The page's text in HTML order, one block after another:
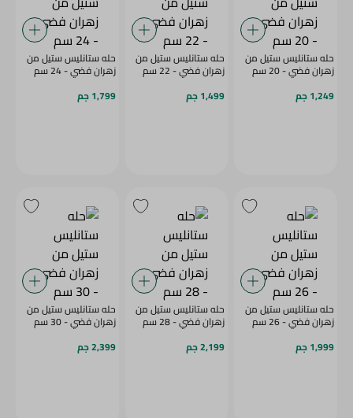
حله ستانليس ستيل من
زهران فضي - 20 سم
1,249 جم
حله ستانليس ستيل من
زهران فضي - 22 سم
1,499 جم
حله ستانليس ستيل من
زهران فضي - 24 سم
1,799 جم
حله ستانليس ستيل من
زهران فضي - 26 سم
1,999 جم
حله ستانليس ستيل من
زهران فضي - 28 سم
2,199 جم
حله ستانليس ستيل من
زهران فضي - 30 سم
2,399 جم